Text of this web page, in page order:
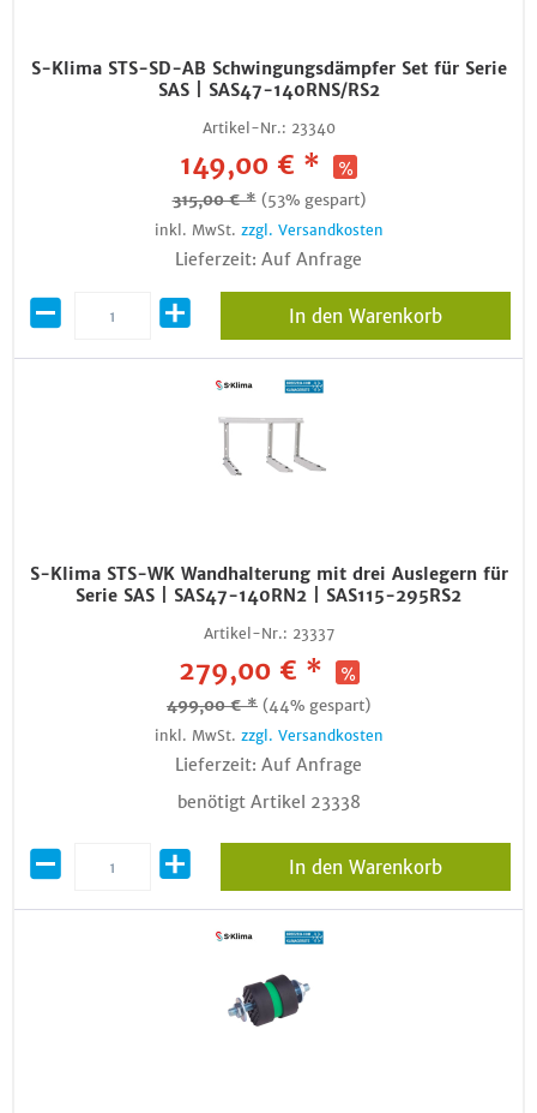
S-Klima STS-SD-AB Schwingungsdämpfer Set für Serie
SAS | SAS47-140RNS/RS2
Artikel-Nr.: 23340
149,00 € *
315,00 € * (53% gespart)
inkl. MwSt. zzgl. Versandkosten
Lieferzeit: Auf Anfrage
In den Warenkorb
S-Klima STS-WK Wandhalterung mit drei Auslegern für
Serie SAS | SAS47-140RN2 | SAS115-295RS2
Artikel-Nr.: 23337
279,00 € *
499,00 € * (44% gespart)
inkl. MwSt. zzgl. Versandkosten
Lieferzeit: Auf Anfrage
benötigt Artikel 23338
In den Warenkorb